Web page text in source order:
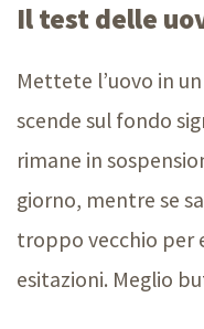
Il test delle
Mettete l’uovo in
scende sul fondo
rimane in
giorno, mentre se
troppo vecchio per
esitazioni. Meglio